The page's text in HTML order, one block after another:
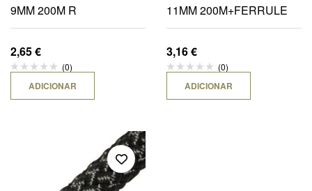
9MM 200M R
2,65€
(0)
ADICIONAR
11MM 200M+FERRULE
3,16€
(0)
ADICIONAR